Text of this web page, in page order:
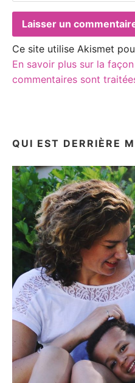
Ce site utilise Akismet
En savoir plus sur la
commentaires sont
QUI EST DERRIÈRE